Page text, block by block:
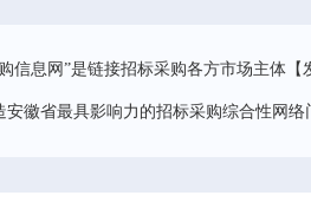
信息网”是链接招标采购各方市场主体
徽省最具影响力的招标采购综合性网络